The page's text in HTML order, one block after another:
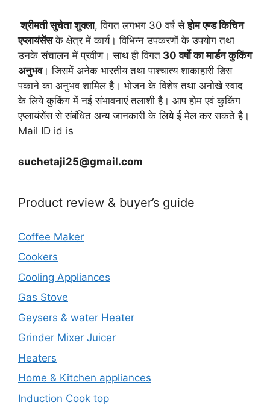
श्रीमती सुचेता शुक्ला, विगत लगभग 30 वर्ष सेहोम एण्ड किचिन
एप्लायंसेंसके क्षेत्र में कार्य। विभिन्न उपकरणों के उपयोग तथा
उनके संचालन में प्रवीण। साथ ही विगत 30 वर्षो का मार्डन कुकिंग
अनुभव। जिसमें अनेक भारतीय तथा पाश्चात्य शाकाहारी डिस
पकाने का अनुभव शामिल है। भोजन के विशेष तथा अनोखे स्वाद
के लिये कुकिंग में नई संभावनाएं तलाशी है। आप होम एवं कुकिंग
एप्लायंसेंस से संबंधित अन्य जानकारी के लिये ई मेल कर सकते है।
Mail ID id is
suchetaji25@gmail.com
Product review & buyer’s guide
Coffee Maker
Cookers
Cooling Appliances
Gas Stove
Geysers & water Heater
Grinder Mixer Juicer
Heaters
Home & Kitchen appliances
Induction Cook top